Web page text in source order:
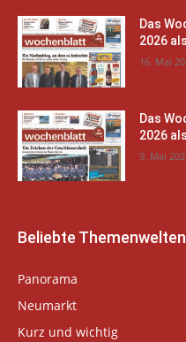
Das
2026
16. Mai
Das
2026
9. Mai
Beliebte Themenwelten
Panorama
Neumarkt
Kurz und wichtig